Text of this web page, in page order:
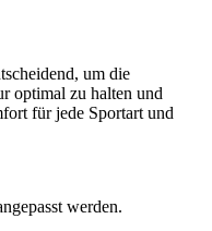
um die
optimal zu halten und
für jede Sportart und
werden.